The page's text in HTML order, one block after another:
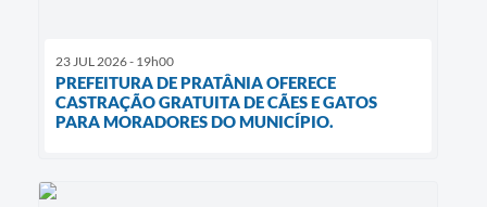
23 JUL 2026 - 19h00
PREFEITURA DE PRATÂNIA OFERECE
CASTRAÇÃO GRATUITA DE CÃES E GATOS
PARA MORADORES DO MUNICÍPIO.